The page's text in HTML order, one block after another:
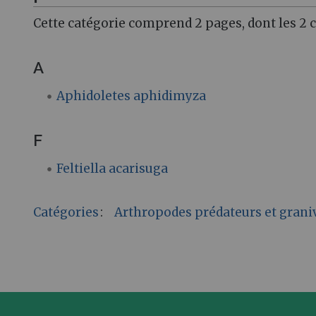
Cette catégorie comprend 2 pages, dont les 2
A
Aphidoletes aphidimyza
F
Feltiella acarisuga
Catégories: Arthropodes prédateurs et